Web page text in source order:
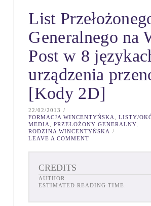
List
Generalnego na
Post w 8
urządzenia
[Kody 2D]
22/02/2013
FORMACJA WINCENTYŃSKA
,LISTY/
MEDIA
,PRZEŁOŻONY GENERALNY
RODZINA WINCENTYŃSKA
LEAVE A COMMENT
CREDITS
AUTHOR:
ESTIMATED READING TIME: